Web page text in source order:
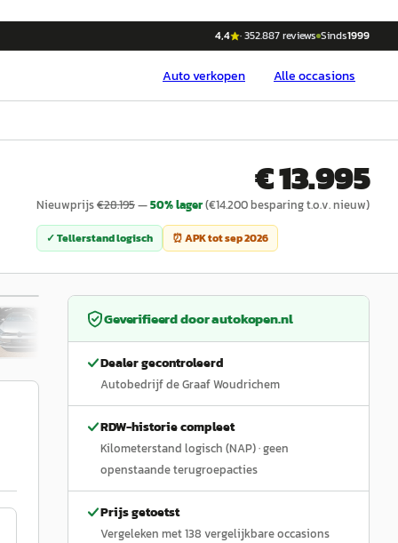
4,4 ·352.887reviews Sinds1999
Autoverkopen Alle occasions
€ 13.995
Nieuwprijs€28.195—50% lager(€14.200besparing t.o.v. nieuw)
✓ Tellerstand logisch ⏰ APK totsep 2026
/19
Geverifieerd doorautokopen.nl
Dealer gecontroleerd
Autobedrijf de Graaf Woudrichem
RDW-historie compleet
Kilometerstand logisch (NAP)· geen
openstaande terugroepacties
Prijs getoetst
Vergeleken met138 vergelijkbare occasions